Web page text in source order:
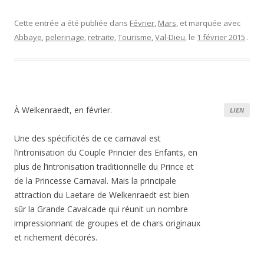
Cette entrée a été publiée dans Février, Mars, et marquée avec
Abbaye, pelerinage, retraite,Tourisme,Val-Dieu, le 1 février 2015 .
LIEN
À Welkenraedt, en février.
Une des spécificités de ce carnaval est
l’intronisation du Couple Princier des Enfants, en
plus de l’intronisation traditionnelle du Prince et
de la Princesse Carnaval. Mais la principale
attraction du Laetare de Welkenraedt est bien
sûr la Grande Cavalcade qui réunit un nombre
impressionnant de groupes et de chars originaux
et richement décorés.